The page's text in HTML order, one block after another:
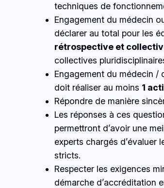
techniques de
Engagement du médecin
déclarer au total pour les
rétrospective et
collectives
Engagement du médecin /
doit réaliser au moins 1
Répondre de manière
Les réponses à ces
permettront d’avoir une
experts chargés d’évaluer
stricts.
Respecter les exigences
démarche d’accréditation